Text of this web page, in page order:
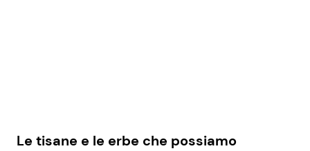
Le tisane e le erbe che possiamo